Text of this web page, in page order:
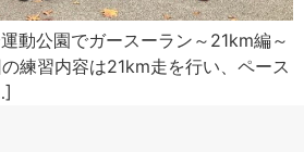
動公園でガースーラン～21km編～
練習内容は21km走を行い、ペース